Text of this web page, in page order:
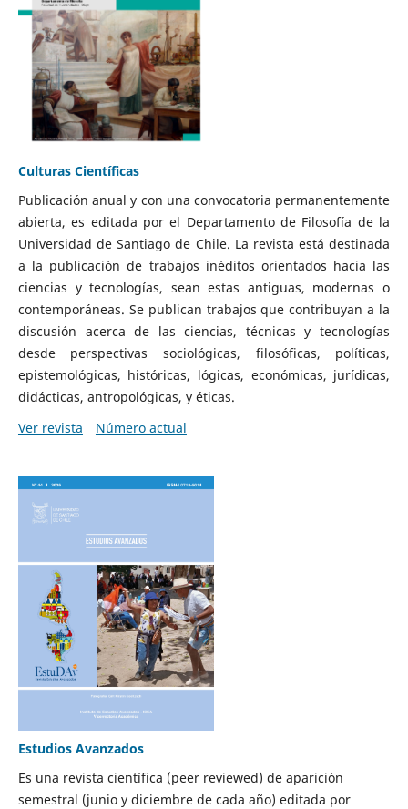
Culturas Científicas
Publicación anual y con una convocatoria permanentemente
abierta, es editada por el Departamento de Filosofía de la
Universidad de Santiago de Chile. La revista está destinada
a la publicación de trabajos inéditos orientados hacia las
ciencias y tecnologías, sean estas antiguas, modernas o
contemporáneas. Se publican trabajos que contribuyan a la
discusión acerca de las ciencias, técnicas y tecnologías
desde perspectivas sociológicas, filosóficas, políticas,
epistemológicas, históricas, lógicas, económicas, jurídicas,
didácticas, antropológicas, y éticas.
Ver revista
Número actual
Estudios Avanzados
Es una revista científica (peer reviewed) de aparición
semestral (junio y diciembre de cada año) editada por